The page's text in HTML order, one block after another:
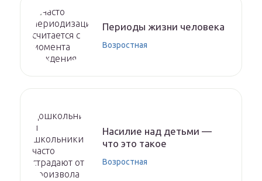
Периоды жизни человека
Возростная
Насилие над детьми —
что это такое
Возростная